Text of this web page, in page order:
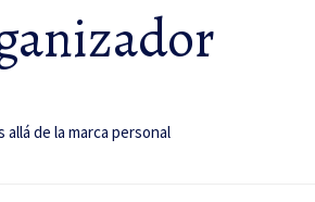
allá de la marca personal